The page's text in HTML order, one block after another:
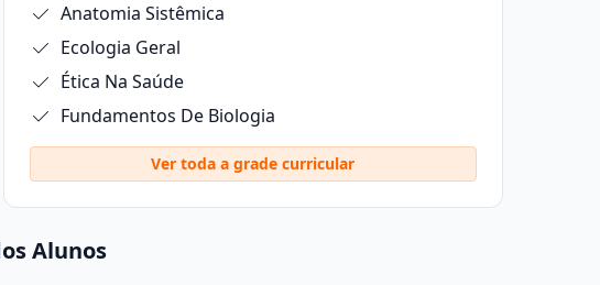
Anatomia Sistêmica
Ecologia Geral
Ética Na Saúde
Fundamentos De Biologia
Ver toda a grade curricular
Alunos